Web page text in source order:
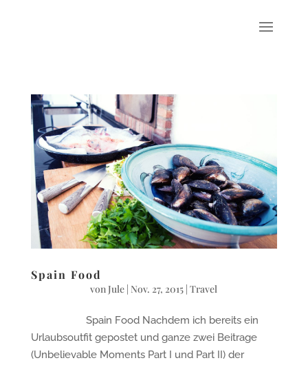
Spain Food
vonJule | Nov. 27, 2015 |Travel
Spain Food Nachdem ich bereits ein
Urlaubsoutfit gepostet und ganze zwei Beitrage
(Unbelievable Moments Part I und Part II) der